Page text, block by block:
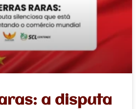
a disputa